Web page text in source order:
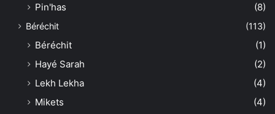
Pin'has
(8)
Béréchit (113)
Béréchit
(1)
Hayé Sarah
(2)
Lekh Lekha
(4)
Mikets
(4)